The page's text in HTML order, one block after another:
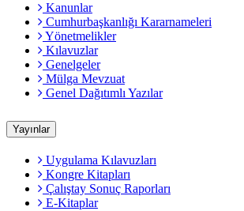
Kanunlar
Cumhurbaşkanlığı Kararnameleri
Yönetmelikler
Kılavuzlar
Genelgeler
Mülga Mevzuat
Genel Dağıtımlı Yazılar
Yayınlar
Uygulama Kılavuzları
Kongre Kitapları
Çalıştay Sonuç Raporları
E-Kitaplar